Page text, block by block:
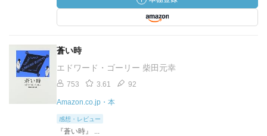
蒼い時
エドワード・ゴーリー 柴田元幸
753 3.61 92
Amazon.co.jp・本
感想・レビュー
『蒼い時』 ...